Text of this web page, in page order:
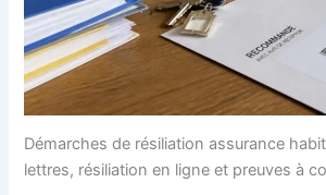
Démarches de résiliation assurance
lettres, résiliation en ligne et preuves à